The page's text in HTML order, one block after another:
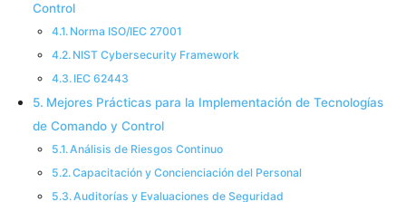
Control
Norma ISO/IEC 27001
NIST Cybersecurity Framework
IEC 62443
Mejores Prácticas para la Implementación de Tecnologías
de Comando y Control
Análisis de Riesgos Continuo
Capacitación y Concienciación del Personal
Auditorías y Evaluaciones de Seguridad